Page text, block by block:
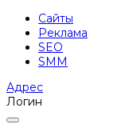
Сайты
Реклама
SEO
SMM
Адрес
Логин